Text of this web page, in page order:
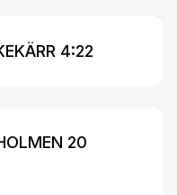
4:22
20